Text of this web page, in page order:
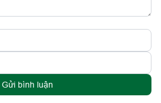
Gửi bình luận